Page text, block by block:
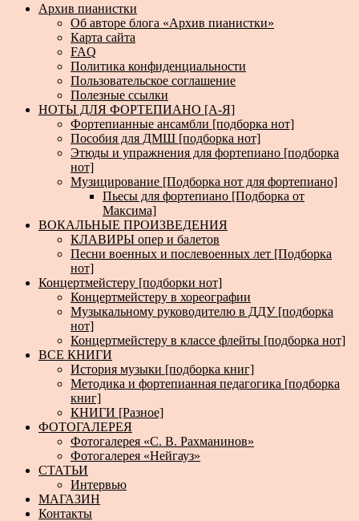
Архив пианистки
Об авторе блога «Архив пианистки»
Карта сайта
FAQ
Политика конфиденциальности
Пользовательское соглашение
Полезные ссылки
НОТЫ ДЛЯ ФОРТЕПИАНО [А-Я]
Фортепианные ансамбли [подборка нот]
Пособия для ДМШ [подборка нот]
Этюды и упражнения для фортепиано [подборка
нот]
Музицирование [Подборка нот для фортепиано]
Пьесы для фортепиано [Подборка от
Максима]
ВОКАЛЬНЫЕ ПРОИЗВЕДЕНИЯ
КЛАВИРЫ опер и балетов
Песни военных и послевоенных лет [Подборка
нот]
Концертмейстеру [подборки нот]
Концертмейстеру в хореографии
Музыкальному руководителю в ДДУ [подборка
нот]
Концертмейстеру в классе флейты [подборка нот]
ВСЕ КНИГИ
История музыки [подборка книг]
Методика и фортепианная педагогика [подборка
книг]
КНИГИ [Разное]
ФОТОГАЛЕРЕЯ
Фотогалерея «С. В. Рахманинов»
Фотогалерея «Нейгауз»
СТАТЬИ
Интервью
МАГАЗИН
Контакты